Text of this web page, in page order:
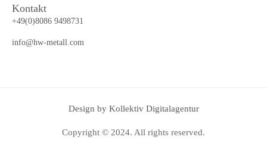
Kontakt
+49(0)8086 9498731
info@hw-metall.com
Design by Kollektiv Digitalagentur
Copyright © 2024. All rights reserved.